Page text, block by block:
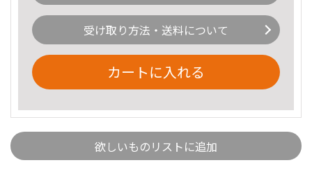
受け取り方法・送料について
カートに入れる
欲しいものリストに追加